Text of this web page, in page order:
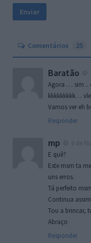
Comentários 25
Baratão
Agora … sim ..
kkkkkkkkk…
Vamos ver eh
Responder
mp
E quê?
Este msm ta
uns erros.
Tá perfeito
Continua
Tou a brincar,
Abraço
Responder